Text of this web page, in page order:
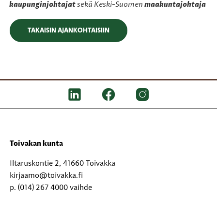
kaupunginjohtajatsekä Keski-Suomen maakuntajohtaja
TAKAISIN AJANKOHTAISIIN
Toivakan kunta
Iltaruskontie 2, 41660 Toivakka
kirjaamo@toivakka.fi
p. (014) 267 4000 vaihde